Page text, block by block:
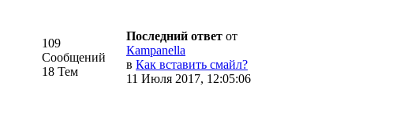
109
Сообщений
18 Тем
Последний ответ от
Кampanella
в Как вставить смайл?
11 Июля 2017, 12:05:06